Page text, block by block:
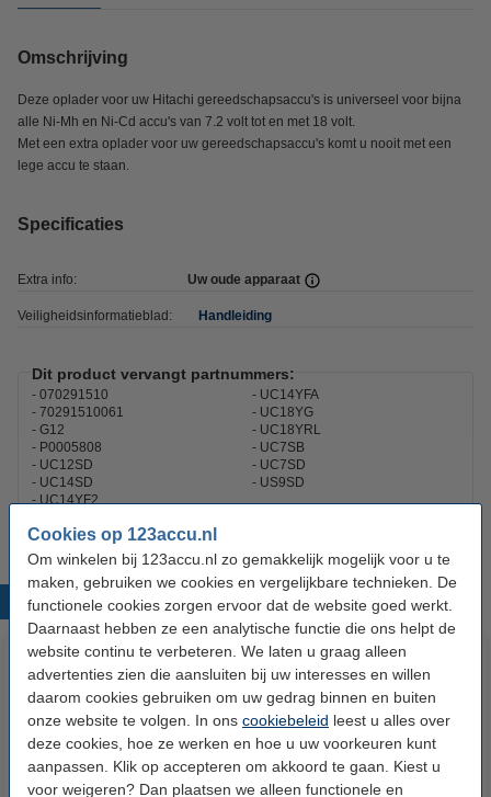
Cookies op 123accu.nl
Om winkelen bij 123accu.nl zo gemakkelijk mogelijk voor u te
maken, gebruiken we cookies en vergelijkbare technieken. De
functionele cookies zorgen ervoor dat de website goed werkt.
Daarnaast hebben ze een analytische functie die ons helpt de
website continu te verbeteren. We laten u graag alleen
advertenties zien die aansluiten bij uw interesses en willen
daarom cookies gebruiken om uw gedrag binnen en buiten
onze website te volgen. In ons cookiebeleid leest u alles over
deze cookies, hoe ze werken en hoe u uw voorkeuren kunt
aanpassen. Klik op accepteren om akkoord te gaan. Kiest u
voor weigeren? Dan plaatsen we alleen functionele en
Omschrijving
Deze oplader voor uw Hitachi gereedschapsaccu's is universeel voor bijna
alle Ni-Mh en Ni-Cd accu's van 7.2 volt tot en met 18 volt.
Met een extra oplader voor uw gereedschapsaccu's komt u nooit met een
lege accu te staan.
Specificaties
Extra info: Uw oude apparaat
Veiligheidsinformatieblad: Handleiding
Dit product vervangt partnummers:
070291510
70291510061
G12
P0005808
UC12SD
UC14SD
UC14YF2
UC14YFA
UC18YG
UC18YRL
UC7SB
UC7SD
US9SD
Populaire producten